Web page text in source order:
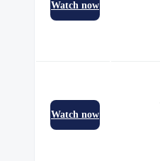
Watch now
Watch now